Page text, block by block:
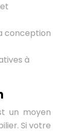
conception
à
un moyen
Si votre